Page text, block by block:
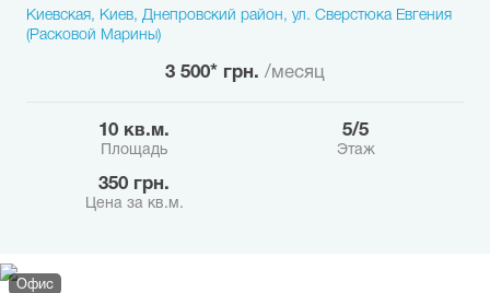
Киевская, Киев, Днепровский район, ул. Сверстюка Евгения
(Расковой Марины)
3 500* грн. /месяц
10 кв.м.
Площадь
5/5
Этаж
350 грн.
Цена за кв.м.
Офис